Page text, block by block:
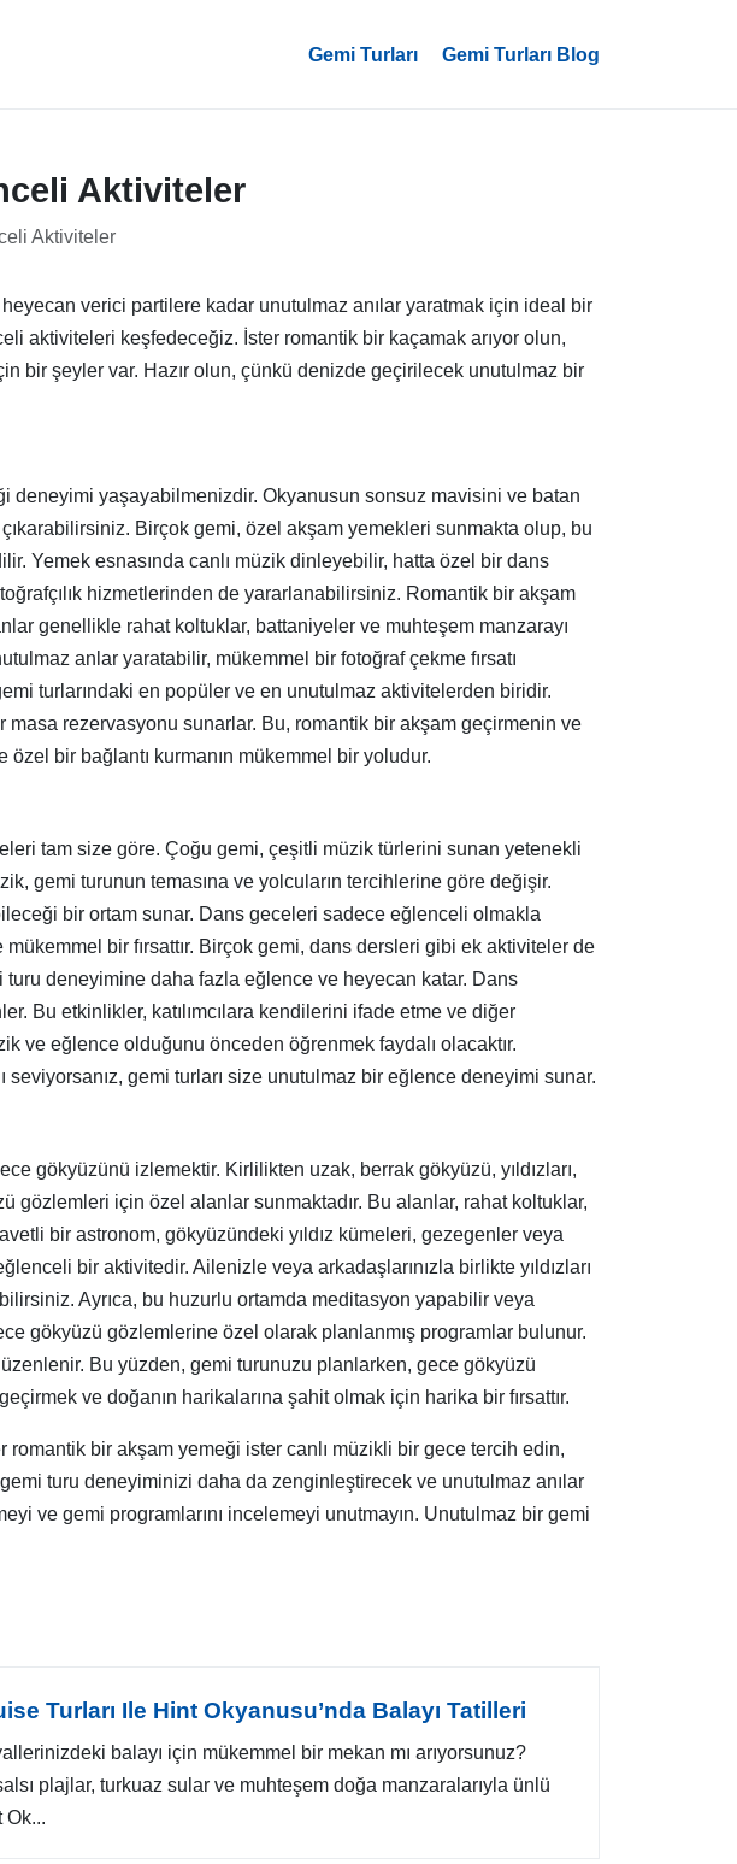
Gemi Turları Gemi Turları Blog
Aktiviteler
Aktiviteler
verici partilere kadar unutulmaz anılar yaratmak için ideal bir
aktiviteleri keşfedeceğiz. İster romantik bir kaçamak arıyor olun,
bir şeyler var. Hazır olun, çünkü denizde geçirilecek unutulmaz bir
deneyimi yaşayabilmenizdir. Okyanusun sonsuz mavisini ve batan
Birçok gemi, özel akşam yemekleri sunmakta olup, bu
Yemek esnasında canlı müzik dinleyebilir, hatta özel bir dans
hizmetlerinden de yararlanabilirsiniz. Romantik bir akşam
genellikle rahat koltuklar, battaniyeler ve muhteşem manzarayı
anlar yaratabilir, mükemmel bir fotoğraf çekme fırsatı
turlarındaki en popüler ve en unutulmaz aktivitelerden biridir.
masa rezervasyonu sunarlar. Bu, romantik bir akşam geçirmenin ve
bir bağlantı kurmanın mükemmel bir yoludur.
tam size göre. Çoğu gemi, çeşitli müzik türlerini sunan yetenekli
gemi turunun temasına ve yolcuların tercihlerine göre değişir.
bir ortam sunar. Dans geceleri sadece eğlenceli olmakla
bir fırsattır. Birçok gemi, dans dersleri gibi ek aktiviteler de
turu deneyimine daha fazla eğlence ve heyecan katar. Dans
Bu etkinlikler, katılımcılara kendilerini ifade etme ve diğer
ve eğlence olduğunu önceden öğrenmek faydalı olacaktır.
gemi turları size unutulmaz bir eğlence deneyimi sunar.
gökyüzünü izlemektir. Kirlilikten uzak, berrak gökyüzü, yıldızları,
gözlemleri için özel alanlar sunmaktadır. Bu alanlar, rahat koltuklar,
bir astronom, gökyüzündeki yıldız kümeleri, gezegenler veya
bir aktivitedir. Ailenizle veya arkadaşlarınızla birlikte yıldızları
Ayrıca, bu huzurlu ortamda meditasyon yapabilir veya
gökyüzü gözlemlerine özel olarak planlanmış programlar bulunur.
Bu yüzden, gemi turunuzu planlarken, gece gökyüzü
ve doğanın harikalarına şahit olmak için harika bir fırsattır.
bir akşam yemeği ister canlı müzikli bir gece tercih edin,
turu deneyiminizi daha da zenginleştirecek ve unutulmaz anılar
ve gemi programlarını incelemeyi unutmayın. Unutulmaz bir gemi
Turları Ile Hint Okyanusu’nda Balayı Tatilleri
balayı için mükemmel bir mekan mı arıyorsunuz?
plajlar, turkuaz sular ve muhteşem doğa manzaralarıyla ünlü
Ok...